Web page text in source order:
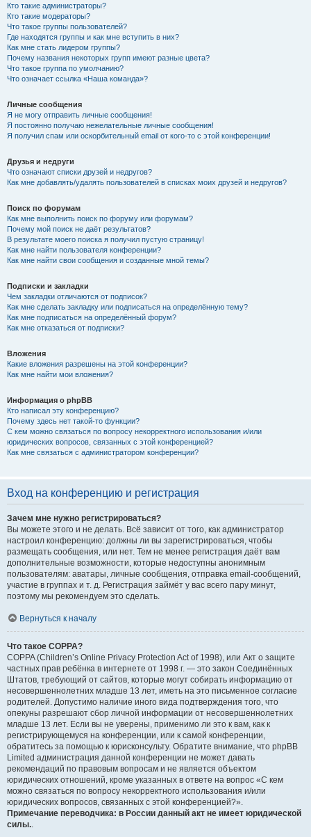
Кто такие администраторы?
Кто такие модераторы?
Что такое группы пользователей?
Где находятся группы и как мне вступить в них?
Как мне стать лидером группы?
Почему названия некоторых групп имеют разные цвета?
Что такое группа по умолчанию?
Что означает ссылка «Наша команда»?
Личные сообщения
Я не могу отправить личные сообщения!
Я постоянно получаю нежелательные личные сообщения!
Я получил спам или оскорбительный email от кого-то с этой конференции!
Друзья и недруги
Что означают списки друзей и недругов?
Как мне добавлять/удалять пользователей в списках моих друзей и недругов?
Поиск по форумам
Как мне выполнить поиск по форуму или форумам?
Почему мой поиск не даёт результатов?
В результате моего поиска я получил пустую страницу!
Как мне найти пользователя конференции?
Как мне найти свои сообщения и созданные мной темы?
Подписки и закладки
Чем закладки отличаются от подписок?
Как мне сделать закладку или подписаться на определённую тему?
Как мне подписаться на определённый форум?
Как мне отказаться от подписки?
Вложения
Какие вложения разрешены на этой конференции?
Как мне найти мои вложения?
Информация о phpBB
Кто написал эту конференцию?
Почему здесь нет такой-то функции?
С кем можно связаться по вопросу некорректного использования и/или
юридических вопросов, связанных с этой конференцией?
Как мне связаться с администратором конференции?
Вход на конференцию и регистрация
Зачем мне нужно регистрироваться?
Вы можете этого и не делать. Всё зависит от того, как администратор
настроил конференцию: должны ли вы зарегистрироваться, чтобы
размещать сообщения, или нет. Тем не менее регистрация даёт вам
дополнительные возможности, которые недоступны анонимным
пользователям: аватары, личные сообщения, отправка email-сообщений,
участие в группах и т. д. Регистрация займёт у вас всего пару минут,
поэтому мы рекомендуем это сделать.
Вернуться к началу
Что такое COPPA?
COPPA (Children’s Online Privacy Protection Act of 1998), или Акт о защите
частных прав ребёнка в интернете от 1998 г. — это закон Соединённых
Штатов, требующий от сайтов, которые могут собирать информацию от
несовершеннолетних младше 13 лет, иметь на это письменное согласие
родителей. Допустимо наличие иного вида подтверждения того, что
опекуны разрешают сбор личной информации от несовершеннолетних
младше 13 лет. Если вы не уверены, применимо ли это к вам, как к
регистрирующемуся на конференции, или к самой конференции,
обратитесь за помощью к юрисконсульту. Обратите внимание, что phpBB
Limited администрация данной конференции не может давать
рекомендаций по правовым вопросам и не является объектом
юридических отношений, кроме указанных в ответе на вопрос «С кем
можно связаться по вопросу некорректного использования и/или
юридических вопросов, связанных с этой конференцией?».
Примечание переводчика: в России данный акт не имеет юридической
силы..